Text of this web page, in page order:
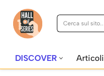
Vai
DISCOVER Articoli